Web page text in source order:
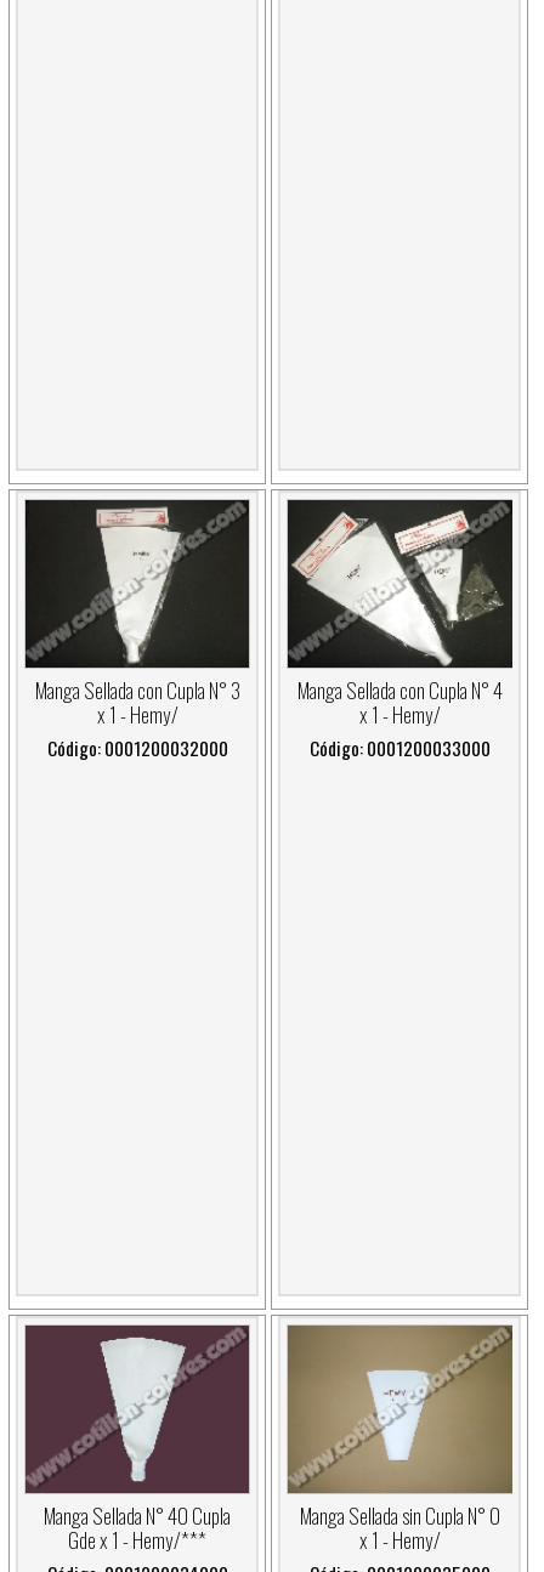
Manga Sellada con Cupla N° 3
x 1 - Hemy/
Código: 0001200032000
Manga Sellada con Cupla N° 4
x 1 - Hemy/
Código: 0001200033000
Manga Sellada N° 40 Cupla
Gde x 1 - Hemy/***
Manga Sellada sin Cupla N° 0
x 1 - Hemy/